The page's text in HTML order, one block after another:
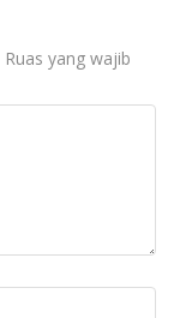
Ruas yang wajib